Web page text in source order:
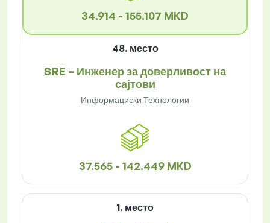
34.914 - 155.107 MKD
48. место
SRE – Инженер за доверливост на
сајтови
Информациски Технологии
37.565 - 142.449 MKD
1. место